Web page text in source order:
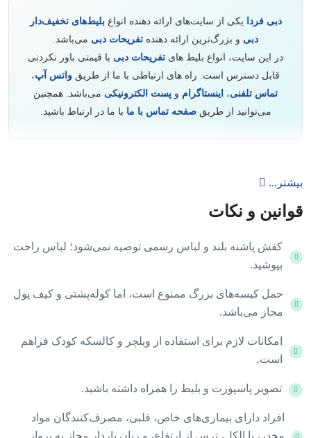
دبی فردا یکی از سایت‌های ارائه دهنده انواعبلیط‌های تخفیف‌دار
دبی و بزرگ‌ترین ارائه دهنده تفریحات دبی می‌باشد.
در این سایت، انواع بلیط‌ های تفریحات دبی با قیمتی باور نکردنی
قابل دسترس است. راه‌ های ارتباطی با ما از طریق واتس آپ،
تماس تلفنی، اینستاگرام و پست الکترونیکی می‌باشد. همچنین
می‌توانید از طریقصفحه تماس با ما با ما در ارتباط باشید.
بیشتر...
قوانین و نکات
کفش پاشنه بلند و لباس رسمی توصیه نمی‌شود؛ لباس راحت
بپوشید.
حمل کیسه‌های بزرگ ممنوع است، اما کوله‌پشتی و کیف پول
مجاز می‌باشد.
امکانات لازم برای استفاده از ویلچر و کالسکه کودک فراهم
است.
تصویر پاسپورت و بلیط را همراه داشته باشید.
افراد دارای بیماری‌های خاص، قلبی، مصرف‌کنندگان مواد